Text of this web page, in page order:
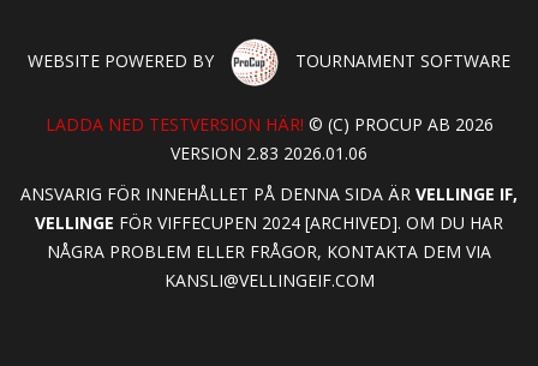
WEBSITE POWERED BY TOURNAMENT SOFTWARE
LADDA NED TESTVERSION HÄR! © (C) PROCUP AB 2026
VERSION 2.83 2026.01.06
ANSVARIG FÖR INNEHÅLLET PÅ DENNA SIDA ÄR VELLINGE IF,
VELLINGE FÖR VIFFECUPEN 2024 [ARCHIVED]. OM DU HAR
NÅGRA PROBLEM ELLER FRÅGOR, KONTAKTA DEM VIA
KANSLI@VELLINGEIF.COM